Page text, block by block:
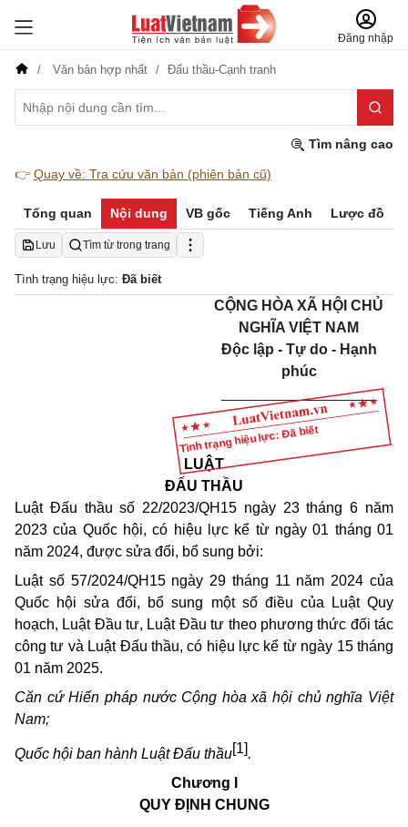
Đăng nhập
Văn bản hợp nhất Đấu thầu-Cạnh tranh
Tìm nâng cao
👉 Quay về: Tra cứu văn bản (phiên bản cũ)
Tổng quan Nội dung VB gốc Tiếng Anh Lược đồ
Lưu Tìm từ trong trang
Tình trạng hiệu lực: Đã biết
Tình trạng hiệu lực: Đã biết
CỘNG HÒA XÃ HỘI CHỦ
NGHĨA VIỆT NAM
Độc lập - Tự do - Hạnh
phúc
___________________
LUẬT
ĐẤU THẦU
Luật Đấu thầu số 22/2023/QH15 ngày 23 tháng 6 năm
2023 của Quốc hội, có hiệu lực kể từ ngày 01 tháng 01
năm 2024, được sửa đổi, bổ sung bởi:
Luật số 57/2024/QH15 ngày 29 tháng 11 năm 2024 của
Quốc hội sửa đổi, bổ sung một số điều của Luật Quy
hoạch, Luật Đầu tư, Luật Đầu tư theo phương thức đối tác
công tư và Luật Đấu thầu, có hiệu lực kể từ ngày 15 tháng
01 năm 2025.
Căn cứ Hiến pháp nước Cộng hòa xã hội chủ nghĩa Việt
Nam;
Quốc hội ban hành Luật Đấu thầu[1].
Chương I
QUY ĐỊNH CHUNG